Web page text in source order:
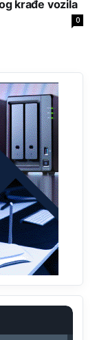
krađe vozila
0
a ne po želji
starijeg
uopšte
laptop ili
uopšte ne